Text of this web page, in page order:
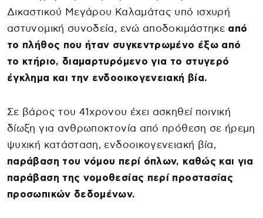
Δικαστικού Μεγάρου Καλαμάτας υπό ισχυρή
αστυνομική συνοδεία, ενώ αποδοκιμάστηκε από
το πλήθος που ήταν συγκεντρωμένο έξω από
το κτήριο, διαμαρτυρόμενο για το στυγερό
έγκλημα και την ενδοοικογενειακή βία.
Σε βάρος του 41χρονου έχει ασκηθεί ποινική
δίωξη για ανθρωποκτονία από πρόθεση σε ήρεμη
ψυχική κατάσταση, ενδοοικογενειακή βία,
παράβαση του νόμου περί όπλων, καθώς και για
παράβαση της νομοθεσίας περί προστασίας
προσωπικών δεδομένων.